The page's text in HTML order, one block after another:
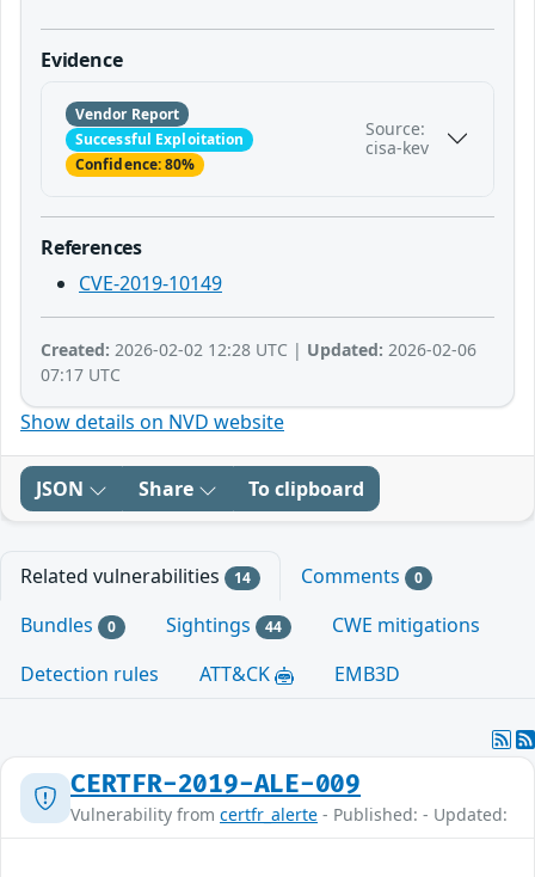
Evidence
Vendor Report
Successful Exploitation
Confidence: 80%
Source:
cisa-kev
References
CVE-2019-10149
Created: 2026-02-02 12:28 UTC | Updated: 2026-02-06
07:17 UTC
Show details on NVD website
JSON Share To clipboard
Related vulnerabilities 14 Comments 0
Bundles 0 Sightings 44
CWE mitigations
Detection rules
ATT&CK EMB3D
CERTFR-2019-ALE-009
Vulnerability from certfr_alerte - Published: - Updated: